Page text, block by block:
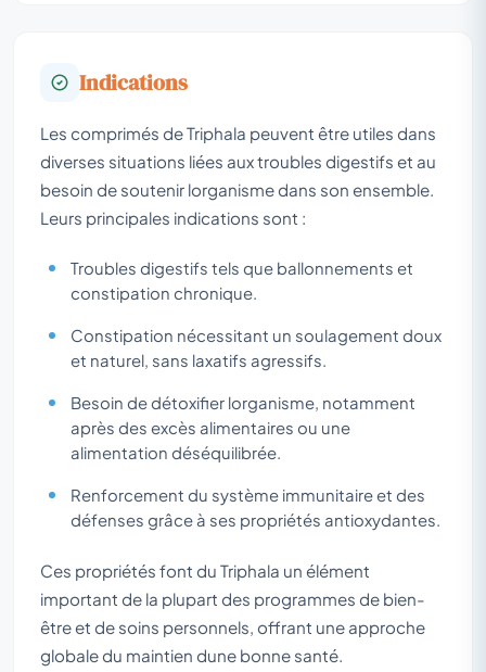
Indications
Les comprimés de Triphala peuvent être utiles dans
diverses situations liées aux troubles digestifs et au
besoin de soutenir lorganisme dans son ensemble.
Leurs principales indications sont :
Troubles digestifs tels que ballonnements et
constipation chronique.
Constipation nécessitant un soulagement doux
et naturel, sans laxatifs agressifs.
Besoin de détoxifier lorganisme, notamment
après des excès alimentaires ou une
alimentation déséquilibrée.
Renforcement du système immunitaire et des
défenses grâce à ses propriétés antioxydantes.
Ces propriétés font du Triphala un élément
important de la plupart des programmes de bien-
être et de soins personnels, offrant une approche
globale du maintien dune bonne santé.